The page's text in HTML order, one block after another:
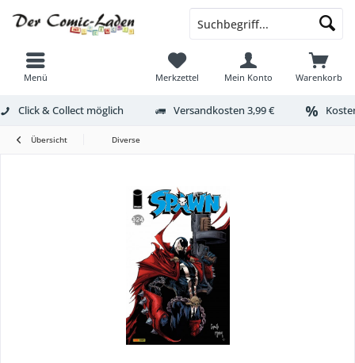
Menü Warenkorb
Merkzettel Mein Konto
Click & Collect möglich Versandkosten 3,99 €
Übersicht Diverse